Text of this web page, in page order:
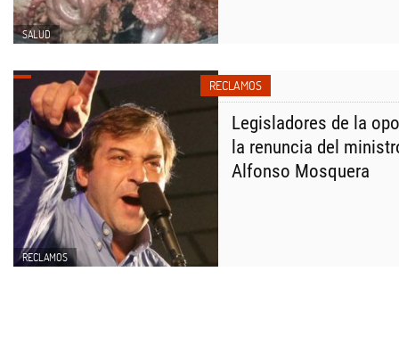
SALUD
RECLAMOS
RECLAMOS
Legisladores de la
la renuncia del
Alfonso Mosquera